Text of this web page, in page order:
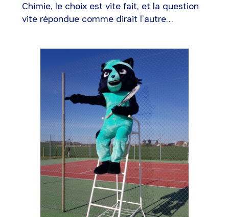
Chimie, le choix est vite fait, et la question
vite répondue comme dirait l’autre…